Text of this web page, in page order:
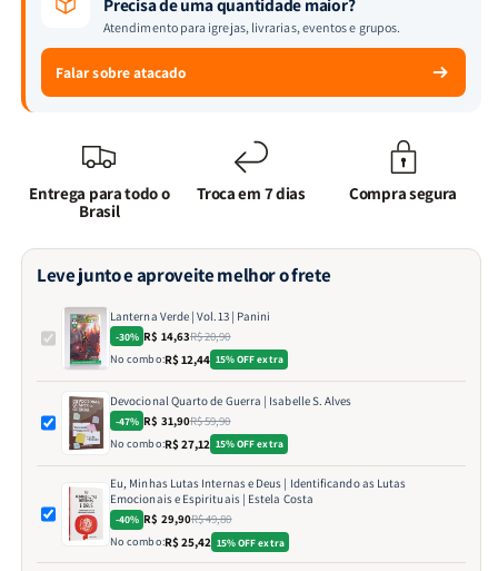
Precisa de uma quantidade maior?
Atendimento para igrejas, livrarias, eventos e grupos.
Falar sobre atacado
Entrega para todo o
Brasil
Troca em 7 dias Compra segura
Leve junto e aproveite melhor o frete
Lanterna Verde | Vol.13 | Panini
-30% R$ 14,63R$ 20,90
No combo:R$ 12,44 15% OFF extra
Devocional Quarto de Guerra | Isabelle S. Alves
-47% R$ 31,90R$ 59,90
No combo:R$ 27,12 15% OFF extra
Eu, Minhas Lutas Internas e Deus | Identificando as Lutas
Emocionais e Espirituais | Estela Costa
-40% R$ 29,90R$ 49,80
No combo:R$ 25,42 15% OFF extra